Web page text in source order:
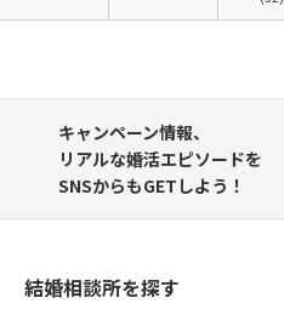
キャンペーン情報、
リアルな婚活エピソードを
SNSからもGETしよう！
結婚相談所を探す